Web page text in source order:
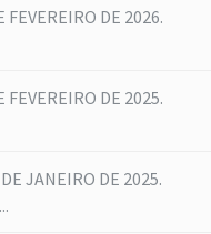
FEVEREIRO DE 2026.
FEVEREIRO DE 2025.
JANEIRO DE 2025.